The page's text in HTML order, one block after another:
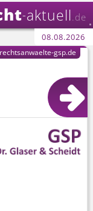
-aktuell .de
08.08.2026
rechtsanwaelte-gsp.de